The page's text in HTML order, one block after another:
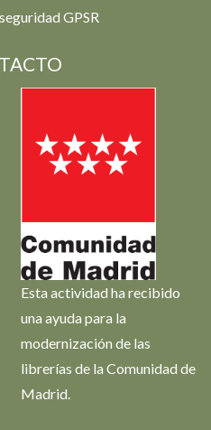
GPSR
Esta actividad ha recibido
una ayuda para la
modernización de las
librerías de la Comunidad de
Madrid.